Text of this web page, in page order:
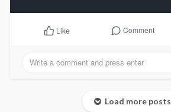
Like Comment
Load more posts